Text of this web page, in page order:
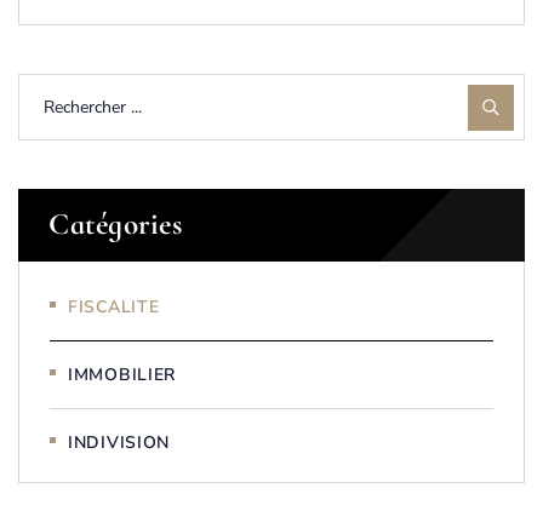
Catégories
FISCALITE
IMMOBILIER
INDIVISION